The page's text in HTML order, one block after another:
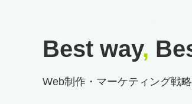
Best way,
Web制作・マーケティング戦